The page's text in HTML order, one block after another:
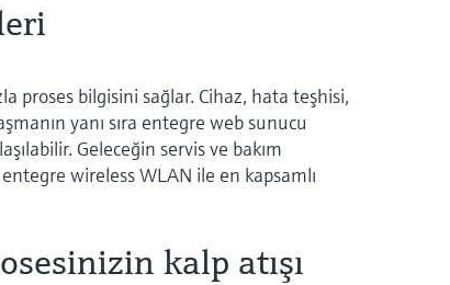
proses bilgisini sağlar. Cihaz, hata teşhisi,
yanı sıra entegre web sunucu
Geleceğin servis ve bakım
wireless WLAN ile en kapsamlı
kalp atışı